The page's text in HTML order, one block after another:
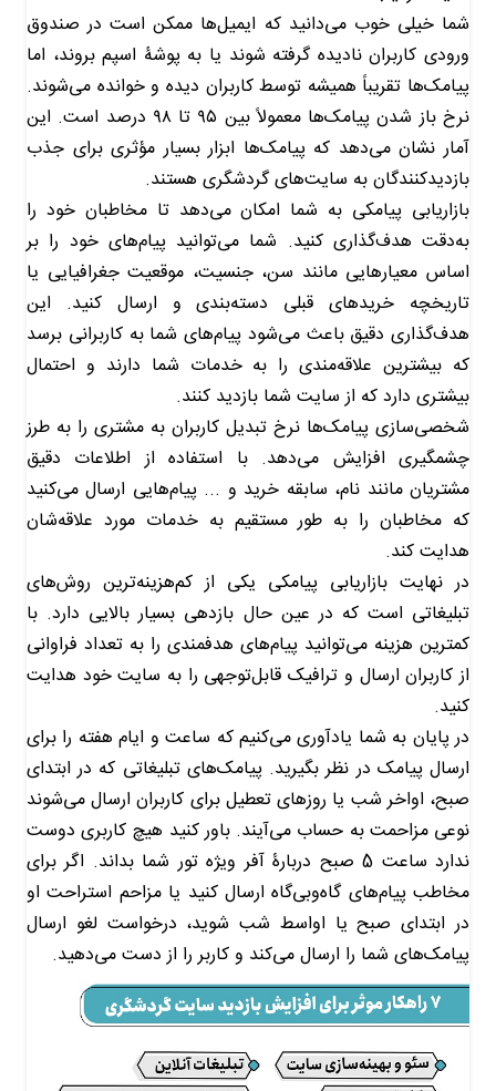
شما خیلی خوب می‌دانید که ایمیل‌ها ممکن است در صندوق
ورودی کاربران نادیده گرفته شوند یا به پوشۀ اسپم بروند، اما
پیامک‌ها تقریباً همیشه توسط کاربران دیده و خوانده می‌شوند.
نرخ باز شدن پیامک‌ها معمولاً بین ۹۵ تا ۹۸ درصد است. این
آمار نشان می‌دهد که پیامک‌ها ابزار بسیار مؤثری برای جذب
بازدیدکنندگان به سایت‌های گردشگری هستند.
بازاریابی پیامکی به شما امکان می‌دهد تا مخاطبان خود را
به‌دقت هدف‌گذاری کنید. شما می‌توانید پیام‌های خود را بر
اساس معیارهایی مانند سن، جنسیت، موقعیت جغرافیایی یا
تاریخچه خریدهای قبلی دسته‌بندی و ارسال کنید. این
هدف‌گذاری دقیق باعث می‌شود پیام‌های شما به کاربرانی برسد
که بیشترین علاقه‌مندی را به خدمات شما دارند و احتمال
بیشتری دارد که از سایت شما بازدید کنند.
شخصی‌سازی پیامک‌ها نرخ تبدیل کاربران به مشتری را به طرز
چشمگیری افزایش می‌دهد. با استفاده از اطلاعات دقیق
مشتریان مانند نام، سابقه خرید و ... پیام‌هایی ارسال می‌کنید
که مخاطبان را به طور مستقیم به خدمات مورد علاقه‌شان
هدایت کند.
در نهایت بازاریابی پیامکی یکی از کم‌هزینه‌ترین روش‌های
تبلیغاتی است که در عین حال بازدهی بسیار بالایی دارد. با
کمترین هزینه می‌توانید پیام‌های هدفمندی را به تعداد فراوانی
از کاربران ارسال و ترافیک قابل‌توجهی را به سایت خود هدایت
کنید.
در پایان به شما یادآوری می‌کنیم که ساعت و ایام هفته را برای
ارسال پیامک در نظر بگیرید. پیامک‌های تبلیغاتی که در ابتدای
صبح، اواخر شب یا روزهای تعطیل برای کاربران ارسال می‌شوند
نوعی مزاحمت به حساب می‌آیند. باور کنید هیچ کاربری دوست
ندارد ساعت 5 صبح دربارۀ آفر ویژه تور شما بداند. اگر برای
مخاطب پیام‌های گاه‌وبی‌گاه ارسال کنید یا مزاحم استراحت او
در ابتدای صبح یا اواسط شب شوید، درخواست لغو ارسال
پیامک‌های شما را ارسال می‌کند و کاربر را از دست می‌دهید.